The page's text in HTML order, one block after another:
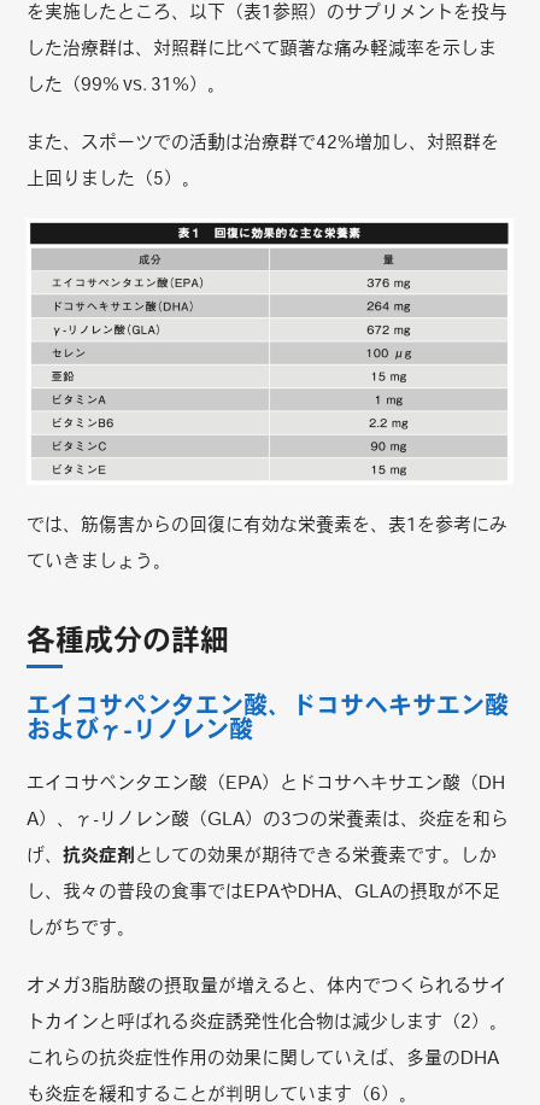
を実施したところ、以下（表1参照）のサプリメントを投与
した治療群は、対照群に比べて顕著な痛み軽減率を示しま
した（99% vs. 31%）。
また、スポーツでの活動は治療群で42%増加し、対照群を
上回りました（5）。
では、筋傷害からの回復に有効な栄養素を、表1を参考にみ
ていきましょう。
各種成分の詳細
エイコサペンタエン酸、ドコサヘキサエン酸
およびγ-リノレン酸
エイコサペンタエン酸（EPA）とドコサヘキサエン酸（DH
A）、γ-リノレン酸（GLA）の3つの栄養素は、炎症を和ら
げ、抗炎症剤 としての効果が期待できる栄養素です。しか
し、我々の普段の食事ではEPAやDHA、GLAの摂取が不足
しがちです。
オメガ3脂肪酸の摂取量が増えると、体内でつくられるサイ
トカインと呼ばれる炎症誘発性化合物は減少します（2）。
これらの抗炎症性作用の効果に関していえば、多量のDHA
も炎症を緩和することが判明しています（6）。